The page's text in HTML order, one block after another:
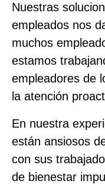
Nuestras
empleados nos
muchos
estamos
empleadores de
la atención
En nuestra
están ansiosos
con sus
de bienestar